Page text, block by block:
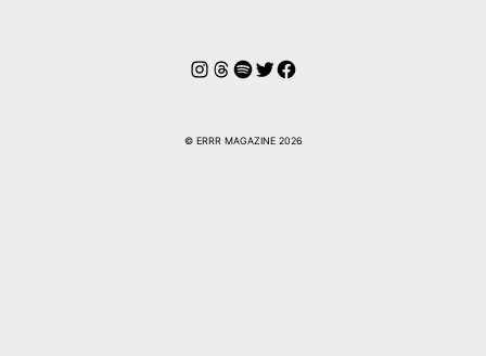
Instagram
Hilos
Spotify
Twitter
Facebook
© ERRR MAGAZINE 2026